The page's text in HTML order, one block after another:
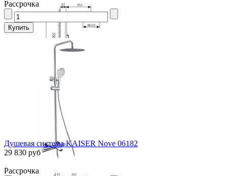
Рассрочка
Душевая система KAISER Nove 06182
29 830 руб
Рассрочка